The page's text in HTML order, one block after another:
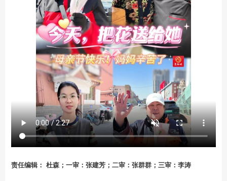
责任编辑： 杜森；一审：张建芳；二审：张群群；三审：李涛